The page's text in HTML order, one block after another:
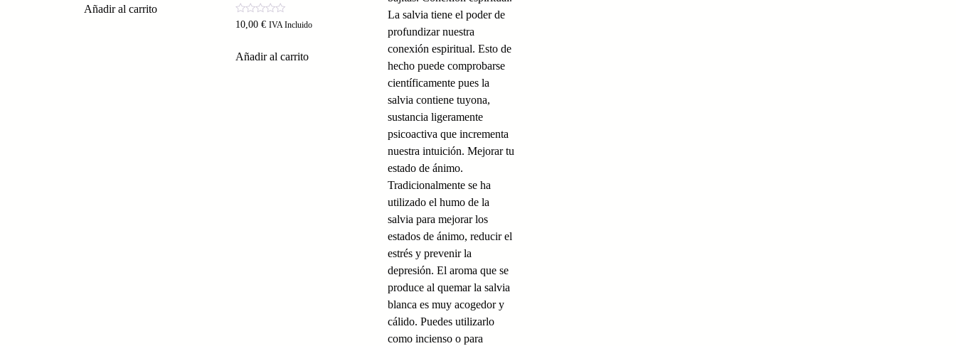
5
Añadir al carrito
Valorado
con
5
10,00€ IVA Incluido
Añadir al carrito
La salvia tiene el poder de
profundizar nuestra
conexión espiritual. Esto de
hecho puede comprobarse
científicamente pues la
salvia contiene tuyona,
sustancia ligeramente
psicoactiva que incrementa
nuestra intuición. Mejorar tu
estado de ánimo.
Tradicionalmente se ha
utilizado el humo de la
salvia para mejorar los
estados de ánimo, reducir el
estrés y prevenir la
depresión. El aroma que se
produce al quemar la salvia
blanca es muy acogedor y
cálido. Puedes utilizarlo
como incienso o para